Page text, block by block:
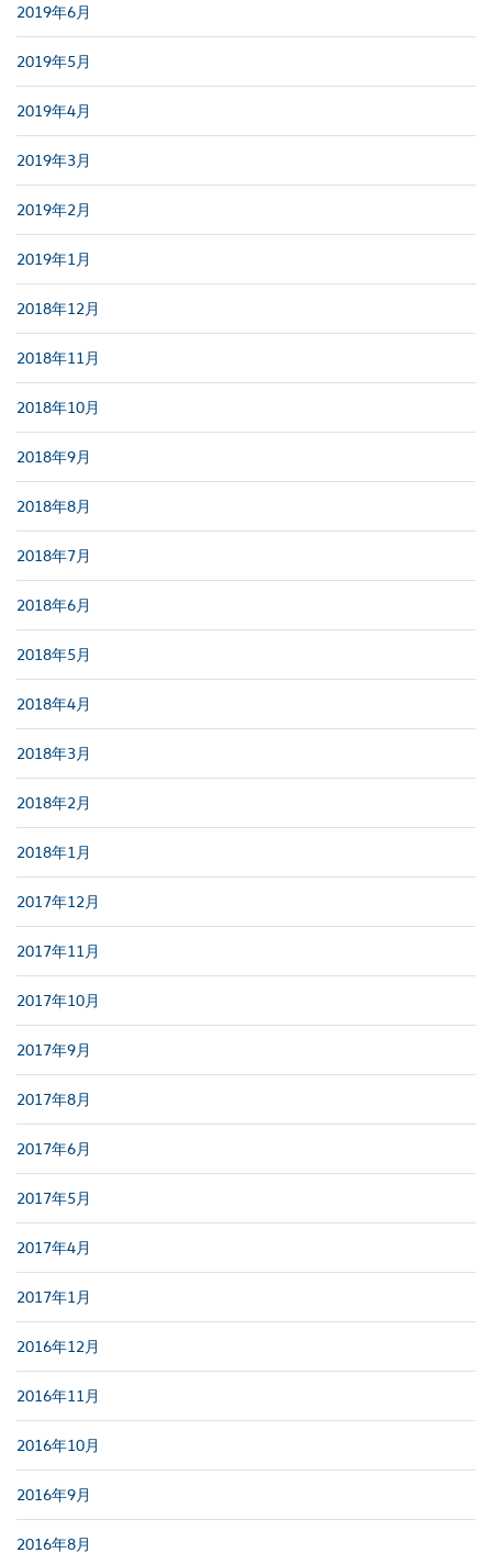
2019年6月
2019年5月
2019年4月
2019年3月
2019年2月
2019年1月
2018年12月
2018年11月
2018年10月
2018年9月
2018年8月
2018年7月
2018年6月
2018年5月
2018年4月
2018年3月
2018年2月
2018年1月
2017年12月
2017年11月
2017年10月
2017年9月
2017年8月
2017年6月
2017年5月
2017年4月
2017年1月
2016年12月
2016年11月
2016年10月
2016年9月
2016年8月